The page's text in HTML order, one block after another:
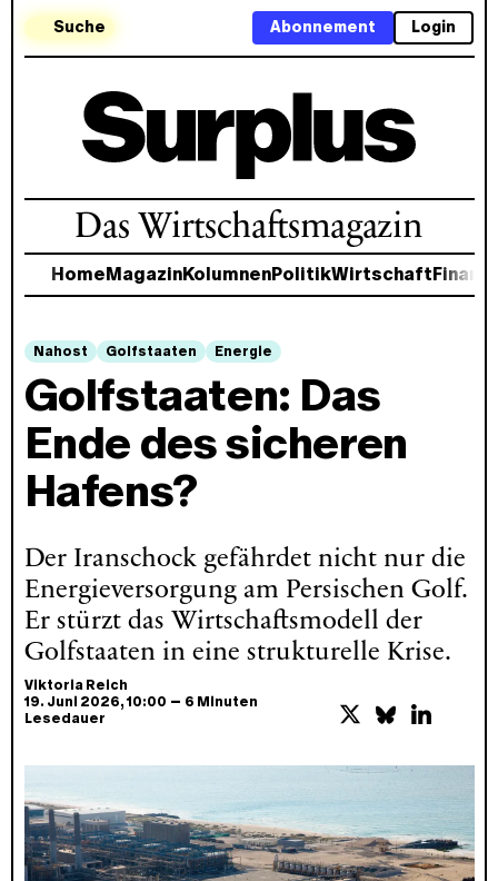
Suche Login
Abonnement
Das Wirtschaftsmagazin
Home MagazinKolumnenPolitikWirtschaft
Nahost Golfstaaten Energie
Golfstaaten: Das
Ende des sicheren
Hafens?
Der Iranschock gefährdet nicht nur die
Energieversorgung am Persischen Golf.
Er stürzt das Wirtschaftsmodell der
Golfstaaten in eine strukturelle Krise.
Viktoria Reich
19. Juni 2026, 10:00 – 6 Minuten
Lesedauer